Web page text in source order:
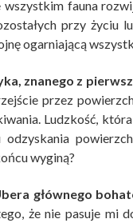
fauna
przy życiu
ogarniającą
znanego z
przez
Ludzkość,
wyginą?
głównego
że nie pasuje mi